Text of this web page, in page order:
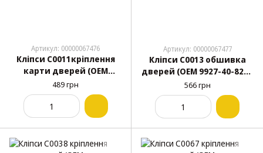
Артикул: 00000067476
Кліпси C0011кріплення
карти дверей (OEM
6003349, 9685057, 4005470,
V98905101, 15942)( уп. 100
489 грн
Артикул: 00000067477
Кліпси C0013 обшивка
дверей (OEM 9927-40-825 (
992740825), 6777112010000,
67771-12010)( уп. 100 шт.)
566 грн